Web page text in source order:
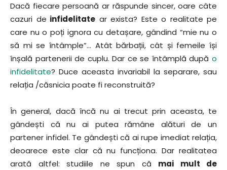
Dacă fiecare persoană ar răspunde sincer, oare câte
cazuri de infidelitate ar exista? Este o realitate pe
care nu o poți ignora cu detașare, gândind “mie nu o
să mi se întâmple”… Atât bărbații, cât și femeile își
înșală partenerii de cuplu. Dar ce se întâmplă după o
infidelitate? Duce aceasta invariabil la separare, sau
relația /căsnicia poate fi reconstruită?
În general, dacă încă nu ai trecut prin aceasta, te
gândești că nu ai putea rămâne alături de un
partener infidel. Te gândești că ai rupe imediat relația,
deoarece este clar că nu funcționa. Dar realitatea
arată altfel: studiile ne spun că mai mult de